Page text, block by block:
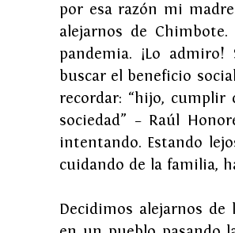
por esa razón mi
alejarnos de
pandemia. ¡Lo
buscar el beneficio
recordar: “hijo,
sociedad” – Raúl
intentando. Estando
cuidando de la familia,
Decidimos alejarnos de